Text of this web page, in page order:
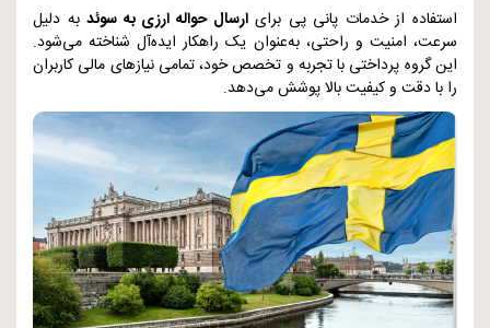
استفاده از خدمات پانی پی برایارسال حواله ارزی به سوئدبه دلیل
سرعت، امنیت و راحتی، به‌عنوان یک راهکار ایده‌آل شناخته می‌شود.
این گروه پرداختی با تجربه و تخصص خود، تمامی نیازهای مالی کاربران
را با دقت و کیفیت بالا پوشش می‌دهد.